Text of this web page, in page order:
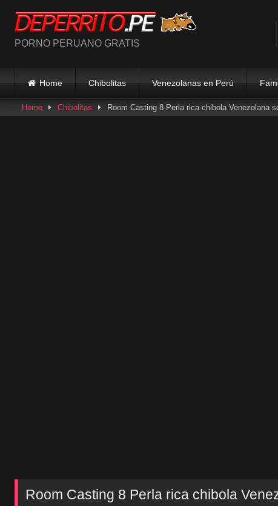
PORNO PERUANO GRATIS
Home Chibolitas Venezolanas en Perú
Home Chibolitas Room Casting 8 Perla rica chibola Venezolana
Room Casting 8 Perla rica chibola